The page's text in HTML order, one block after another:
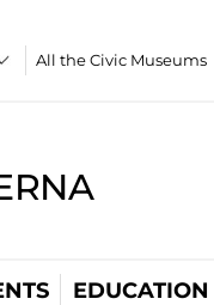
All the Civic Museums
EDUCATION